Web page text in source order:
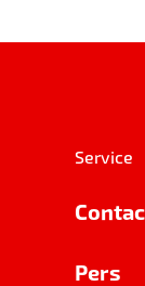
Service
Pers